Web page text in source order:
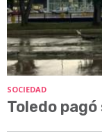
SOCIEDAD
Toledo